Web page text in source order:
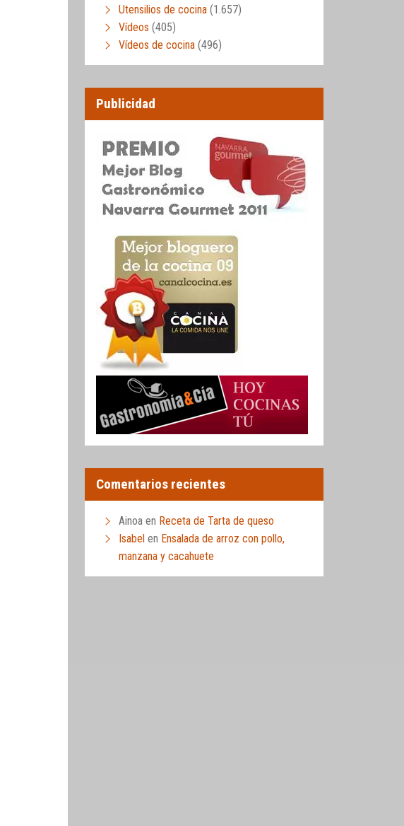
Utensilios de cocina (1.657)
Vídeos (405)
Vídeos de cocina (496)
Publicidad
Comentarios recientes
Ainoa en Receta de Tarta de queso
Isabel en Ensalada de arroz con pollo,
manzana y cacahuete